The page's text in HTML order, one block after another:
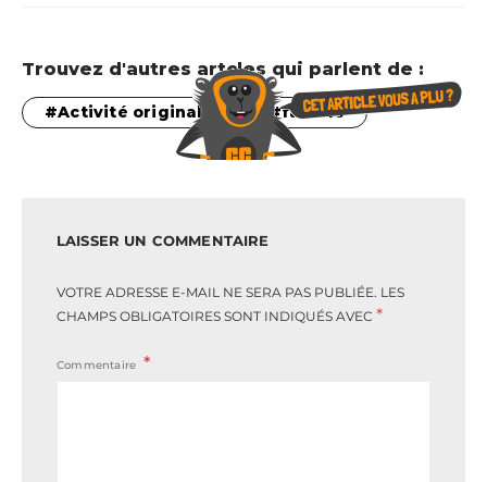
Trouvez d'autres artcles qui parlent de :
Activité originale famille
LAISSER UN COMMENTAIRE
VOTRE ADRESSE E-MAIL NE SERA PAS PUBLIÉE. LES
CHAMPS OBLIGATOIRES SONT INDIQUÉS AVEC *
Commentaire